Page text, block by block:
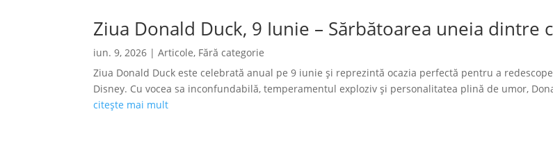
Ziua Donald Duck, 9 Iunie – Sărbătoarea uneia
iun. 9, 2026 |Articole, Fără categorie
Ziua Donald Duck este celebrată anual pe 9 iunie și reprezintă ocazia perfectă pentru a
Disney. Cu vocea sa inconfundabilă, temperamentul exploziv și personalitatea plină de umor,
citește mai mult